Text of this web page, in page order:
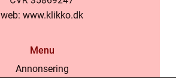
web: www.klikko.dk
Menu
Annonsering